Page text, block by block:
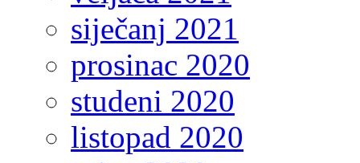
siječanj 2021
prosinac 2020
studeni 2020
listopad 2020